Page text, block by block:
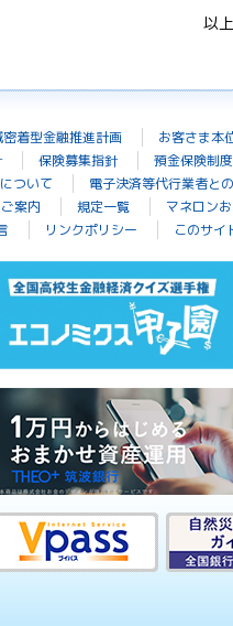
以上
着型金融推進計画
お客さま本
保険募集指針
預金保険制度
ついて
電子決済等代行業者と
案内 規定一覧
マネロン
リンクポリシー このサイ